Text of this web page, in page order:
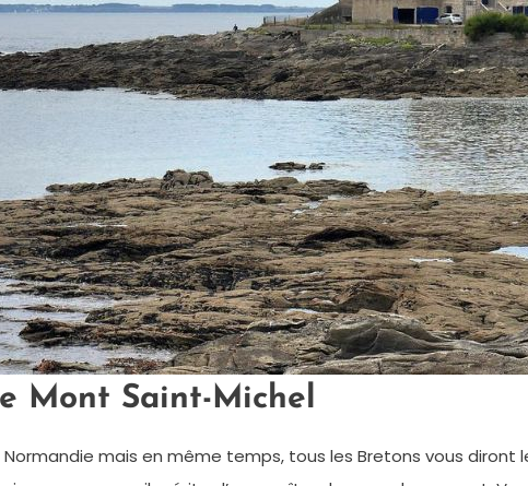
Mont Saint-Michel
mais en même temps, tous les Bretons vous diront